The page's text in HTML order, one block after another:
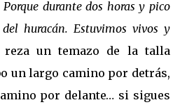
durante dos horas y pico
huracán. Estuvimos vivos y
reza un temazo de la talla
un largo camino por detrás,
por delante… si sigues